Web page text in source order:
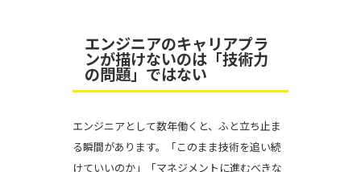
エンジニアのキャリアプラ
ンが描けないのは「技術力
の問題」ではない
エンジニアとして数年働くと、ふと立ち止ま
る瞬間があります。「このまま技術を追い続
けていいのか」「マネジメントに進むべきな